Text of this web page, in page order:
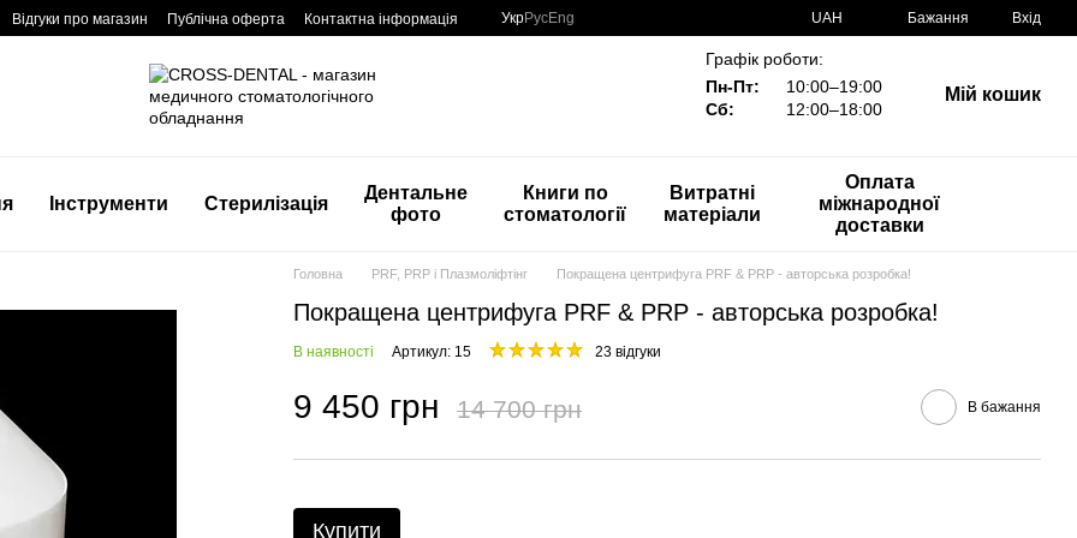
Відгуки про магазин Публічна оферта Контактна інформація УкрРусEng UAH Бажання Вхід
Графік роботи:
Пн-Пт:
10:00–19:00
Сб:
12:00–18:00
Мій кошик
Інструменти Стерилізація
Дентальне
фото
Книги по
стоматології
Витратні
матеріали
Оплата
міжнародної
доставки
Головна PRF, PRP і Плазмоліфтінг Покращена центрифуга PRF & PRP - авторська розробка!
Покращена центрифуга PRF & PRP - авторська розробка!
В наявності Артикул: 15 23 відгуки
9 450 грн 14 700 грн В бажання
Купити